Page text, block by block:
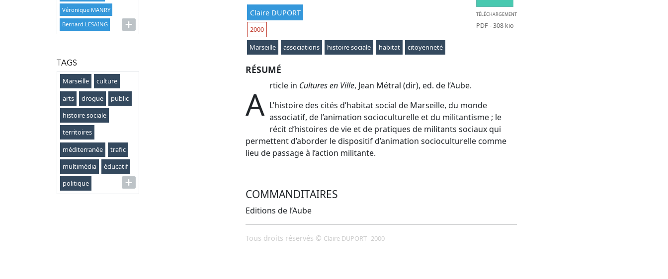
Véronique MANRY
Bernard LESAING
TAGS
Marseille
culture
arts
drogue
public
histoire sociale
territoires
méditerranée
trafic
multimédia
éducatif
politique
TÉLÉCHARGEMENT
PDF- 308 kio
Claire DUPORT
2000
Marseille
associations histoire sociale habitat citoyenneté
RÉSUMÉ
A rticle in Cultures en Ville, Jean Métral (dir), ed. de l’Aube.
L’histoire des cités d’habitat social de Marseille, du monde
associatif, de l’animation socioculturelle et du militantisme ; le
récit d’histoires de vie et de pratiques de militants sociaux qui
permettent d’aborder le dispositif d’animation socioculturelle comme
lieu de passage à l’action militante.
COMMANDITAIRES
Editions de l’Aube
Tous droits réservés © Claire DUPORT 2000